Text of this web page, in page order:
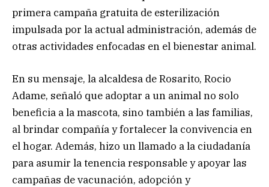
primera campaña gratuita de esterilización
impulsada por la actual administración, además de
otras actividades enfocadas en el bienestar animal.
En su mensaje, la alcaldesa de Rosarito, Rocio
Adame, señaló que adoptar a un animal no solo
beneficia a la mascota, sino también a las familias,
al brindar compañía y fortalecer la convivencia en
el hogar. Además, hizo un llamado a la ciudadanía
para asumir la tenencia responsable y apoyar las
campañas de vacunación, adopción y